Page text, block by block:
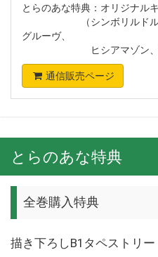
とらのあな特典：オリジナル
（シンボリルドルフ、
グルーヴ、
ヒシアマゾン、マル
通信販売ページ
とらのあな特典
全巻購入特典
描き下ろしB1タペストリー